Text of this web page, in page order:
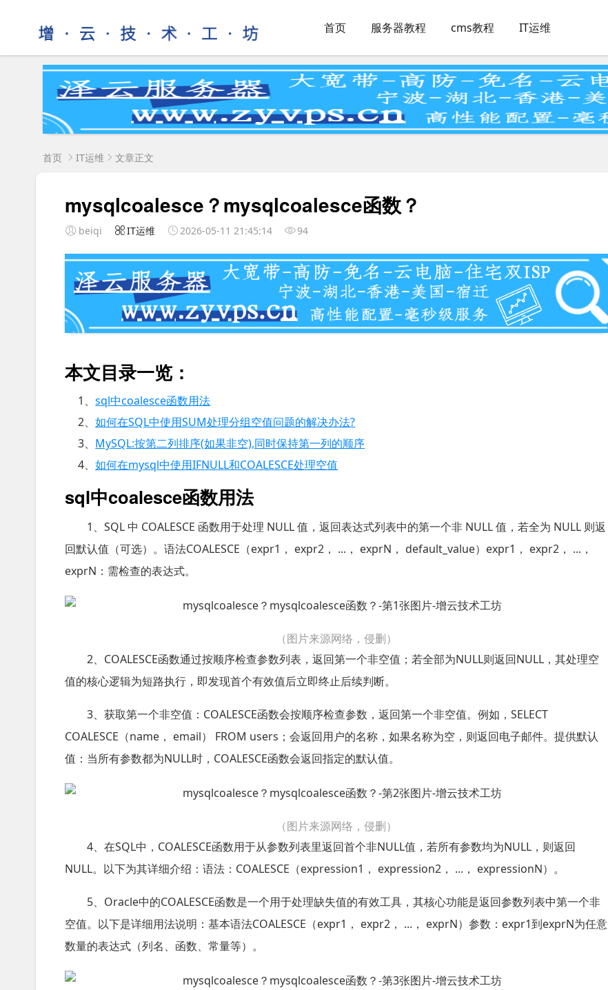
首页 服务器教程 cms教程 IT运维
首页 IT运维 文章正文
mysqlcoalesce？mysqlcoalesce函数？
beiqi IT运维 2026-05-11 21:45:14 94
本文目录一览：
1、sql中coalesce函数用法
2、如何在SQL中使用SUM处理分组空值问题的解决办法?
3、 MySQL:按第二列排序(如果非空),同时保持第一列的顺序
4、如何在mysql中使用IFNULL和COALESCE处理空值
sql中coalesce函数用法
1、SQL 中 COALESCE 函数用于处理 NULL 值，返回表达式列表中的第一个非 NULL 值，若全为 NULL 则返
回默认值（可选）。语法COALESCE（expr1， expr2， ...， exprN， default_value）expr1， expr2， ...，
exprN：需检查的表达式。
（图片来源网络，侵删）
2、COALESCE函数通过按顺序检查参数列表，返回第一个非空值；若全部为NULL则返回NULL，其处理空
值的核心逻辑为短路执行，即发现首个有效值后立即终止后续判断。
3、获取第一个非空值：COALESCE函数会按顺序检查参数，返回第一个非空值。例如，SELECT
COALESCE（name， email） FROM users；会返回用户的名称，如果名称为空，则返回电子邮件。提供默认
值：当所有参数都为NULL时，COALESCE函数会返回指定的默认值。
（图片来源网络，侵删）
4、在SQL中，COALESCE函数用于从参数列表里返回首个非NULL值，若所有参数均为NULL，则返回
NULL。以下为其详细介绍：语法：COALESCE（expression1， expression2， ...， expressionN）。
5、Oracle中的COALESCE函数是一个用于处理缺失值的有效工具，其核心功能是返回参数列表中第一个非
空值。以下是详细用法说明：基本语法COALESCE（expr1， expr2， ...， exprN）参数：expr1到exprN为任意
数量的表达式（列名、函数、常量等）。